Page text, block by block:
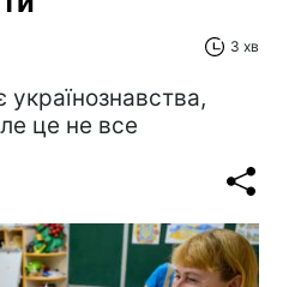
3 хв
це не все